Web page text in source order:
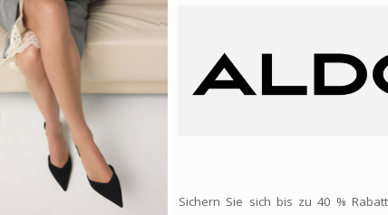
Sichern Sie sich bis zu 40 %